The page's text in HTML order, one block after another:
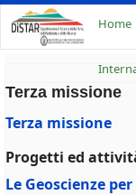
Home
Terza missione
Terza missione
Progetti ed
Le Geoscienze